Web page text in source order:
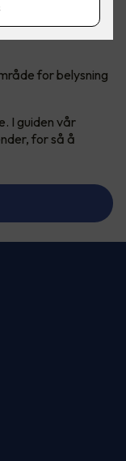
dessverre
for belysning
I guiden vår
for så å